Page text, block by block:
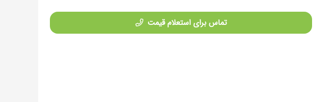
تماس برای استعلام قیمت